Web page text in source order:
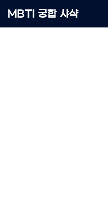
to
MBTI 궁합 샤샥